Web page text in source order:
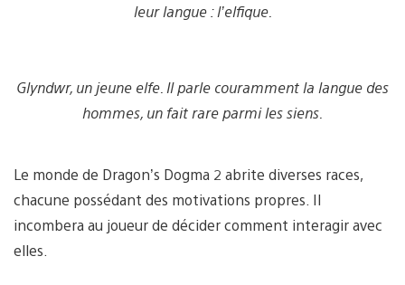
leur langue : l’elfique.
Glyndwr, un jeune elfe. Il parle couramment la langue des
hommes, un fait rare parmi les siens.
Le monde de Dragon’s Dogma 2 abrite diverses races,
chacune possédant des motivations propres. Il
incombera au joueur de décider comment interagir avec
elles.